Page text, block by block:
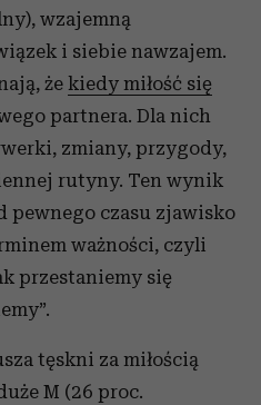
wzajemną
i siebie nawzajem.
że kiedy miłość się
partnera. Dla nich
zmiany, przygody,
rutyny. Ten wynik
pewnego czasu zjawisko
ważności, czyli
przestaniemy się
tęskni za miłością
M (26 proc.